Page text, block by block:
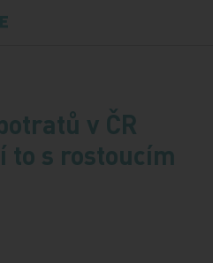
v ČR
to s rostoucím